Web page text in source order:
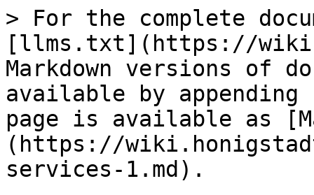
> For the complete
[llms.txt](https://
Markdown versions of
available by
page is available as
(https://
services-1.md).